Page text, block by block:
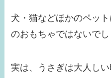
犬・猫などほかのペッ
のおもちゃではないでし
実は、うさぎは大人し